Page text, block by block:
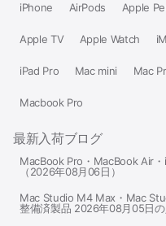
iPhone AirPods Apple
Apple TV Apple Watch
iPad Pro Mac mini Mac
Macbook Pro
最新入荷ブログ
MacBook Pro・MacBook Air
（2026年08月06日）
Mac Studio M4 Max・Mac
整備済製品 2026年08月05日